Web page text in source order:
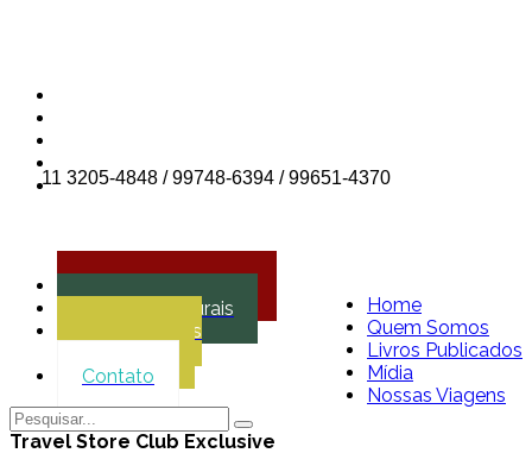
11 3205-4848 / 99748-6394 / 99651-4370
Home
Quem Somos
Livros Publicados
Mídia
Nossas Viagens
Projetos Culturais
Treinamentos
Contato
Travel Store Club Exclusive